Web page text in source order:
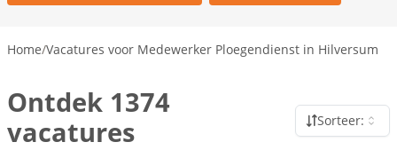
Home/Vacatures voor Medewerker Ploegendienst in Hilversum
Ontdek 1374
vacatures
Sorteer: